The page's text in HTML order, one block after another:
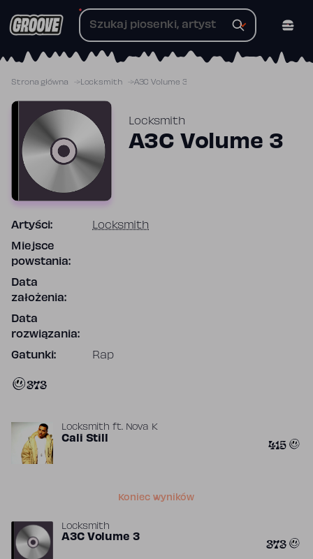
do
Strona główna Locksmith A3C Volume 3
Locksmith
A3C Volume 3
Artyści: Locksmith
Miejsce
powstania:
Data
założenia:
Data
rozwiązania:
Gatunki: Rap
373
Locksmith ft. Nova K
Cali Still 415
Koniec wyników
Locksmith
A3C Volume 3 373